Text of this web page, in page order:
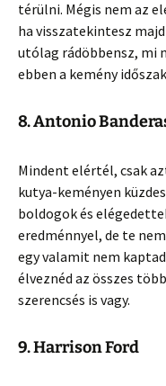
térülni. Mégis nem az
ha visszatekintesz
utólag rádöbbensz, mi
ebben a kemény
8. Antonio
Mindent elértél, csak
kutya-keményen
boldogok és
eredménnyel, de te
egy valamit nem
élveznéd az összes
szerencsés is vagy.
9. Harrison Ford